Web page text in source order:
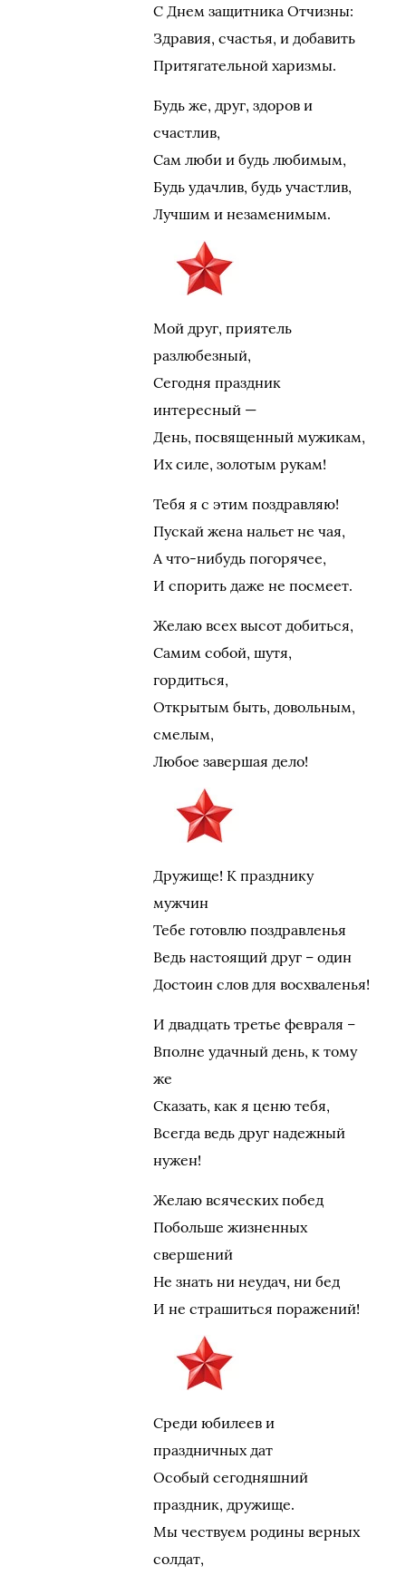
С Днем защитника Отчизны:
Здравия, счастья, и добавить
Притягательной харизмы.
Будь же, друг, здоров и
счастлив,
Сам люби и будь любимым,
Будь удачлив, будь участлив,
Лучшим и незаменимым.
Мой друг, приятель
разлюбезный,
Сегодня праздник
интересный —
День, посвященный мужикам,
Их силе, золотым рукам!
Тебя я с этим поздравляю!
Пускай жена нальет не чая,
А что-нибудь погорячее,
И спорить даже не посмеет.
Желаю всех высот добиться,
Самим собой, шутя,
гордиться,
Открытым быть, довольным,
смелым,
Любое завершая дело!
Дружище! К празднику
мужчин
Тебе готовлю поздравленья
Ведь настоящий друг – один
Достоин слов для восхваленья!
И двадцать третье февраля –
Вполне удачный день, к тому
же
Сказать, как я ценю тебя,
Всегда ведь друг надежный
нужен!
Желаю всяческих побед
Побольше жизненных
свершений
Не знать ни неудач, ни бед
И не страшиться поражений!
Среди юбилеев и
праздничных дат
Особый сегодняшний
праздник, дружище.
Мы чествуем родины верных
солдат,